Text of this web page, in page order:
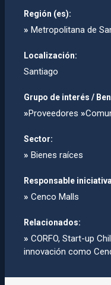
Región (es):
» Metropolitana de
Localización:
Santiago
Grupo de interés /
»Proveedores »
Sector:
» Bienes raíces
Responsable
» Cenco Malls
Relacionados:
» CORFO, Start-up
innovación como